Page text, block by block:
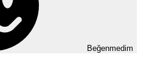
Beğenmedim